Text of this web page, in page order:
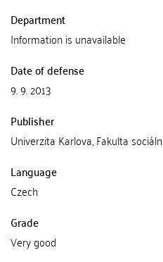
Department
Information is unavailable
Date of defense
9. 9. 2013
Publisher
Univerzita Karlova, Fakulta
Language
Czech
Grade
Very good